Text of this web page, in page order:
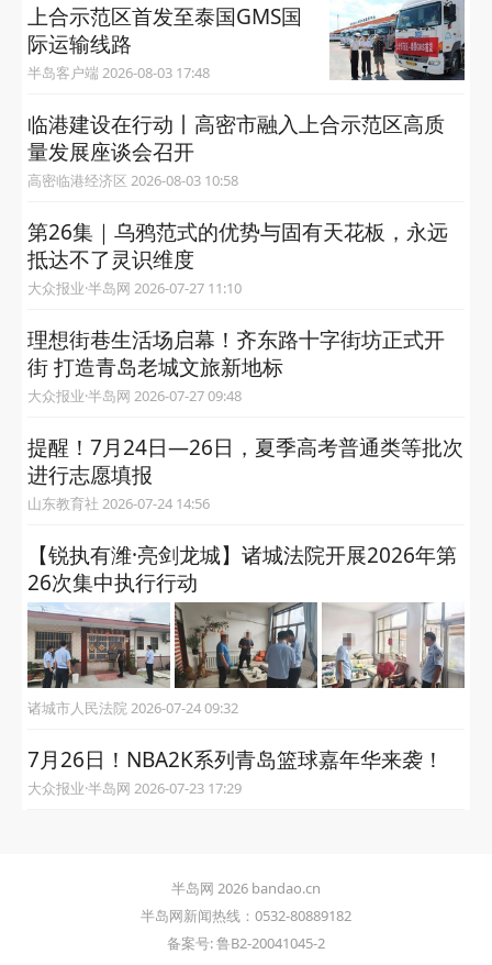
上合示范区首发至泰国GMS国
际运输线路
半岛客户端 2026-08-03 17:48
临港建设在行动丨高密市融入上合示范区高质
量发展座谈会召开
高密临港经济区 2026-08-03 10:58
第26集｜乌鸦范式的优势与固有天花板，永远
抵达不了灵识维度
大众报业·半岛网 2026-07-27 11:10
理想街巷生活场启幕！齐东路十字街坊正式开
街 打造青岛老城文旅新地标
大众报业·半岛网 2026-07-27 09:48
提醒！7月24日—26日，夏季高考普通类等批次
进行志愿填报
山东教育社 2026-07-24 14:56
【锐执有潍·亮剑龙城】诸城法院开展2026年第
26次集中执行行动
诸城市人民法院 2026-07-24 09:32
7月26日！NBA2K系列青岛篮球嘉年华来袭！
大众报业·半岛网 2026-07-23 17:29
半岛网 2026 bandao.cn
半岛网新闻热线：0532-80889182
备案号: 鲁B2-20041045-2